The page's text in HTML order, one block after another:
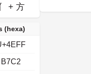
+ 方
(hexa)
B7C2